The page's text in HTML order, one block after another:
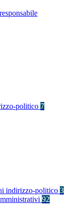
politico 7
indirizzo-politico 3
92